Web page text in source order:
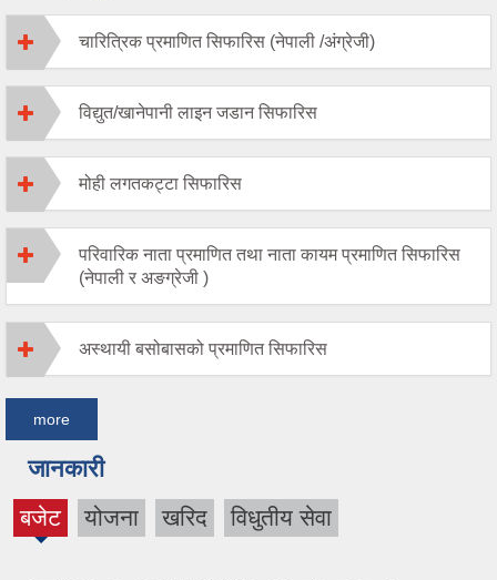
चारित्रिक प्रमाणित सिफारिस (नेपाली /अंग्रेजी)
विद्युत/खानेपानी लाइन जडान सिफारिस
मोही लगतकट्टा सिफारिस
परिवारिक नाता प्रमाणित तथा नाता कायम प्रमाणित सिफारिस
(नेपाली र अङग्रेजी )
अस्थायी बसोबासको प्रमाणित सिफारिस
more
जानकारी
बजेट
(active
योजना खरिद विधुतीय सेवा